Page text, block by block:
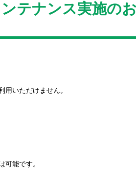
テナンス実施の
いただけません。
可能です。